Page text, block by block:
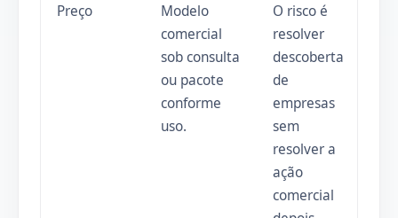
Preço
Modelo
comercial
sob consulta
ou pacote
conforme
uso.
O risco é
resolver
descoberta
de
empresas
sem
resolver a
ação
comercial